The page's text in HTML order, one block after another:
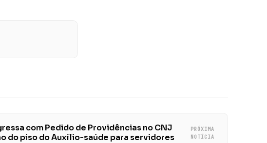
com Pedido de Providências no CNJ
do piso do Auxílio-saúde para servidores
PRÓXIMA
NOTÍCIA